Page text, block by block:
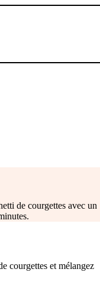
de courgettes avec un
courgettes et mélangez